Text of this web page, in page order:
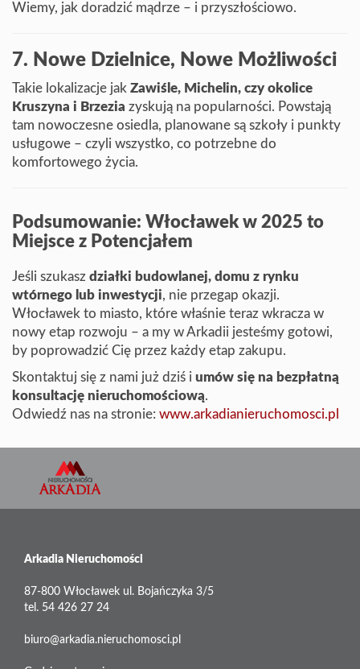
Wiemy, jak doradzić mądrze – i przyszłościowo.
7. Nowe Dzielnice, Nowe Możliwości
Takie lokalizacje jak Zawiśle, Michelin, czy okolice
Kruszyna i Brzezia zyskują na popularności. Powstają
tam nowoczesne osiedla, planowane są szkoły i punkty
usługowe – czyli wszystko, co potrzebne do
komfortowego życia.
Podsumowanie: Włocławek w 2025 to
Miejsce z Potencjałem
Jeśli szukasz działki budowlanej, domu z rynku
wtórnego lub inwestycji, nie przegap okazji.
Włocławek to miasto, które właśnie teraz wkracza w
nowy etap rozwoju – a my w Arkadii jesteśmy gotowi,
by poprowadzić Cię przez każdy etap zakupu.
Skontaktuj się z nami już dziś i umów się na bezpłatną
konsultację nieruchomościową.
Odwiedź nas na stronie: www.arkadianieruchomosci.pl
Arkadia Nieruchomości
87-800 Włocławek ul. Bojańczyka 3/5
tel. 54 426 27 24
biuro@arkadia.nieruchomosci.pl